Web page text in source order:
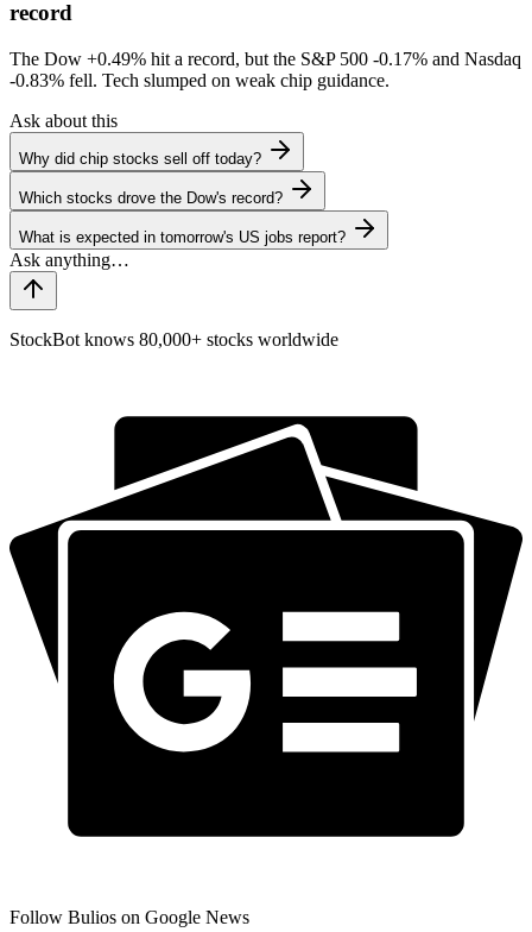
record
The Dow +0.49% hit a record, but the S&P 500 -0.17% and Nasdaq
-0.83% fell. Tech slumped on weak chip guidance.
Ask about this
Why did chip stocks sell off today?
Which stocks drove the Dow's record?
What is expected in tomorrow's US jobs report?
StockBot knows 80,000+ stocks worldwide
Follow Bulios on Google News